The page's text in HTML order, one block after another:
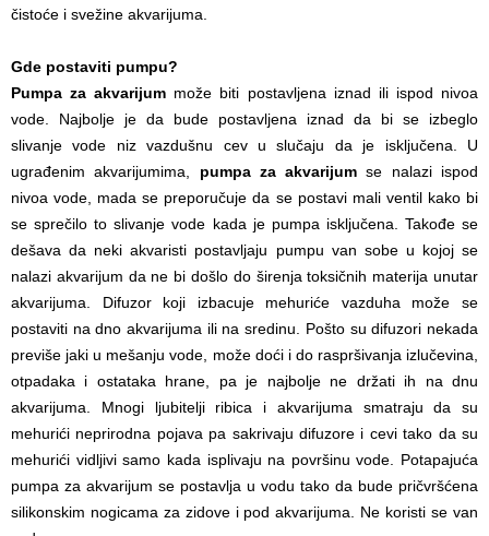
čistoće i svežine akvarijuma.
Gde postaviti pumpu?
Pumpa za akvarijum može biti postavljena iznad ili ispod nivoa
vode. Najbolje je da bude postavljena iznad da bi se izbeglo
slivanje vode niz vazdušnu cev u slučaju da je isključena. U
ugrađenim akvarijumima, pumpa za akvarijum se nalazi ispod
nivoa vode, mada se preporučuje da se postavi mali ventil kako bi
se sprečilo to slivanje vode kada je pumpa isključena. Takođe se
dešava da neki akvaristi postavljaju pumpu van sobe u kojoj se
nalazi akvarijum da ne bi došlo do širenja toksičnih materija unutar
akvarijuma. Difuzor koji izbacuje mehuriće vazduha može se
postaviti na dno akvarijuma ili na sredinu. Pošto su difuzori nekada
previše jaki u mešanju vode, može doći i do raspršivanja izlučevina,
otpadaka i ostataka hrane, pa je najbolje ne držati ih na dnu
akvarijuma. Mnogi ljubitelji ribica i akvarijuma smatraju da su
mehurići neprirodna pojava pa sakrivaju difuzore i cevi tako da su
mehurići vidljivi samo kada isplivaju na površinu vode. Potapajuća
pumpa za akvarijum se postavlja u vodu tako da bude pričvršćena
silikonskim nogicama za zidove i pod akvarijuma. Ne koristi se van